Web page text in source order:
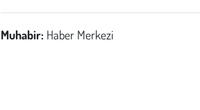
Muhabir: Haber Merkezi